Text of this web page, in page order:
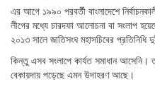
এর আগে ১৯৯০ পরবর্তী বাংলাদেশে
লীগের মধ্যে চারদফা আলোচনা বা সংলাপ
২০১৩ সালে জাতিসংঘ মহাসচিবের
কিন্তু এসব সংলাপে কার্যত সমাধান আসেনি।
বেকায়দায় পড়েছে এমন উদাহরণ আছে।